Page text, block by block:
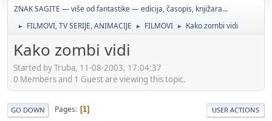
ZNAK SAGITE — više od fantastike — edicija, časopis, knjižara...
► FILMOVI, TV SERIJE, ANIMACIJE ► FILMOVI ► Kako zombi vidi
Kako zombi vidi
Started by Truba, 11-08-2003, 17:04:37
0 Members and 1 Guest are viewing this topic.
GO DOWN Pages 1 USER ACTIONS